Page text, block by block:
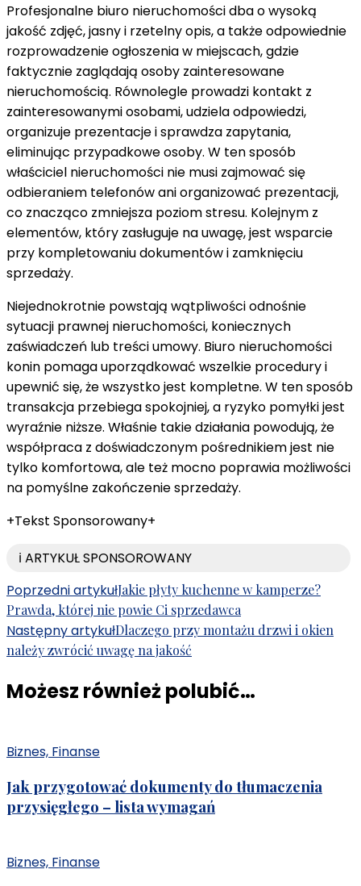
Profesjonalne biuro nieruchomości dba o wysoką
jakość zdjęć, jasny i rzetelny opis, a także odpowiednie
rozprowadzenie ogłoszenia w miejscach, gdzie
faktycznie zaglądają osoby zainteresowane
nieruchomością. Równolegle prowadzi kontakt z
zainteresowanymi osobami, udziela odpowiedzi,
organizuje prezentacje i sprawdza zapytania,
eliminując przypadkowe osoby. W ten sposób
właściciel nieruchomości nie musi zajmować się
odbieraniem telefonów ani organizować prezentacji,
co znacząco zmniejsza poziom stresu. Kolejnym z
elementów, który zasługuje na uwagę, jest wsparcie
przy kompletowaniu dokumentów i zamknięciu
sprzedaży.
Niejednokrotnie powstają wątpliwości odnośnie
sytuacji prawnej nieruchomości, koniecznych
zaświadczeń lub treści umowy. Biuro nieruchomości
konin pomaga uporządkować wszelkie procedury i
upewnić się, że wszystko jest kompletne. W ten sposób
transakcja przebiega spokojniej, a ryzyko pomyłki jest
wyraźnie niższe. Właśnie takie działania powodują, że
współpraca z doświadczonym pośrednikiem jest nie
tylko komfortowa, ale też mocno poprawia możliwości
na pomyślne zakończenie sprzedaży.
+Tekst Sponsorowany+
ℹ️ ARTYKUŁ SPONSOROWANY
Nawigacja
wpisu
Poprzedni artykułJakie płyty kuchenne w kamperze?
Prawda, której nie powie Ci sprzedawca
Następny artykułDlaczego przy montażu drzwi i okien
należy zwrócić uwagę na jakość
Możesz również polubić…
Biznes, Finanse
Jak przygotować dokumenty do tłumaczenia
przysięgłego – lista wymagań
Biznes, Finanse